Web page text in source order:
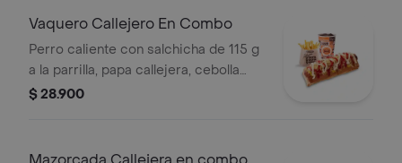
papas Corral medianas + bebida PET
Vaquero Callejero En Combo
Perro caliente con salchicha de 115 g
a la parrilla, papa callejera, cebolla
picada, salsa blanca, salsa de tomate
PET
$ 28.900